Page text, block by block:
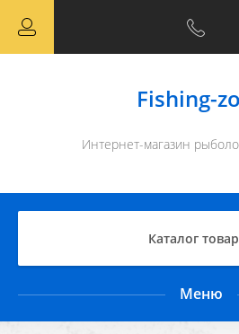
Fishing-
Интернет-магазин
Каталог
Меню